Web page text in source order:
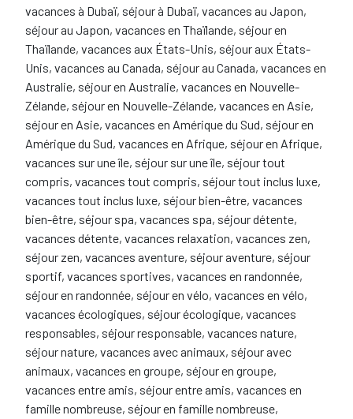
vacances à Dubaï, séjour à Dubaï, vacances au Japon,
séjour au Japon, vacances en Thaïlande, séjour en
Thaïlande, vacances aux États-Unis, séjour aux États-
Unis, vacances au Canada, séjour au Canada, vacances en
Australie, séjour en Australie, vacances en Nouvelle-
Zélande, séjour en Nouvelle-Zélande, vacances en Asie,
séjour en Asie, vacances en Amérique du Sud, séjour en
Amérique du Sud, vacances en Afrique, séjour en Afrique,
vacances sur une île, séjour sur une île, séjour tout
compris, vacances tout compris, séjour tout inclus luxe,
vacances tout inclus luxe, séjour bien-être, vacances
bien-être, séjour spa, vacances spa, séjour détente,
vacances détente, vacances relaxation, vacances zen,
séjour zen, vacances aventure, séjour aventure, séjour
sportif, vacances sportives, vacances en randonnée,
séjour en randonnée, séjour en vélo, vacances en vélo,
vacances écologiques, séjour écologique, vacances
responsables, séjour responsable, vacances nature,
séjour nature, vacances avec animaux, séjour avec
animaux, vacances en groupe, séjour en groupe,
vacances entre amis, séjour entre amis, vacances en
famille nombreuse, séjour en famille nombreuse,